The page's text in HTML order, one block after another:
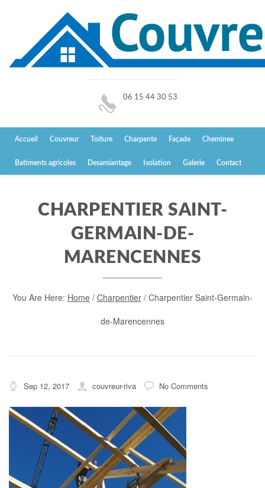
06 15 44 30 53
Accueil Couvreur Toiture Charpente Façade Cheminee
Batiments agricoles Desamiantage Isolation Galerie Contact
CHARPENTIER SAINT-
GERMAIN-DE-
MARENCENNES
You Are Here: Home / Charpentier / Charpentier Saint-Germain-
de-Marencennes
Sep 12, 2017 couvreur-riva No Comments